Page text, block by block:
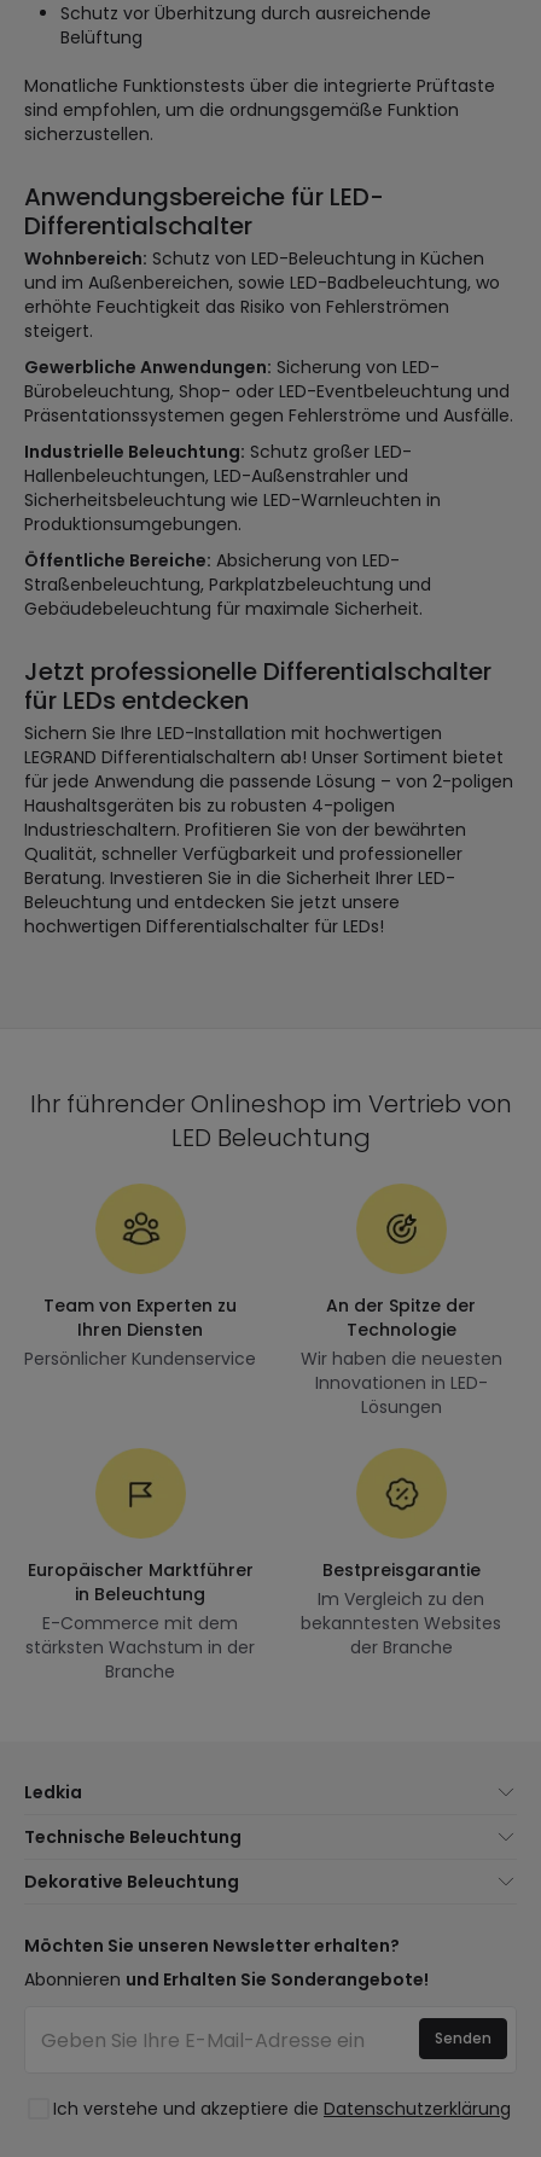
Schutz vor Überhitzung durch ausreichende
Belüftung
Monatliche Funktionstests über die integrierte Prüftaste
sind empfohlen, um die ordnungsgemäße Funktion
sicherzustellen.
Anwendungsbereiche für LED-
Differentialschalter
Wohnbereich: Schutz von LED-Beleuchtung in Küchen
und im Außenbereichen, sowie LED-Badbeleuchtung, wo
erhöhte Feuchtigkeit das Risiko von Fehlerströmen
steigert.
Gewerbliche Anwendungen: Sicherung von LED-
Bürobeleuchtung, Shop- oder LED-Eventbeleuchtung und
Präsentationssystemen gegen Fehlerströme und Ausfälle.
Industrielle Beleuchtung: Schutz großer LED-
Hallenbeleuchtungen, LED-Außenstrahler und
Sicherheitsbeleuchtung wie LED-Warnleuchten in
Produktionsumgebungen.
Öffentliche Bereiche: Absicherung von LED-
Straßenbeleuchtung, Parkplatzbeleuchtung und
Gebäudebeleuchtung für maximale Sicherheit.
Jetzt professionelle Differentialschalter
für LEDs entdecken
Sichern Sie Ihre LED-Installation mit hochwertigen
LEGRAND Differentialschaltern ab! Unser Sortiment bietet
für jede Anwendung die passende Lösung – von 2-poligen
Haushaltsgeräten bis zu robusten 4-poligen
Industrieschaltern. Profitieren Sie von der bewährten
Qualität, schneller Verfügbarkeit und professioneller
Beratung. Investieren Sie in die Sicherheit Ihrer LED-
Beleuchtung und entdecken Sie jetzt unsere
hochwertigen Differentialschalter für LEDs!
Ihr führender Onlineshop im Vertrieb von
LED Beleuchtung
Team von Experten zu
Ihren Diensten
Persönlicher Kundenservice
An der Spitze der
Technologie
Wir haben die neuesten
Innovationen in LED-
Lösungen
Europäischer Marktführer
in Beleuchtung
E-Commerce mit dem
stärksten Wachstum in der
Branche
Bestpreisgarantie
Im Vergleich zu den
bekanntesten Websites
der Branche
Ledkia
Kundenservice
Versandmethoden
Sind Sie ein Profi?
Häufig gestellte Fragen (FAQ)
Technische Beleuchtung
Marken
Beleuchtung für Unternehmen
Dekorative Beleuchtung
Trends
Premium-Dekor-Marken
Räume
Kollektionen
Möchten Sie unseren Newsletter erhalten?
Abonnieren und Erhalten Sie Sonderangebote!
Ich verstehe und akzeptiere die Datenschutzerklärung
Senden